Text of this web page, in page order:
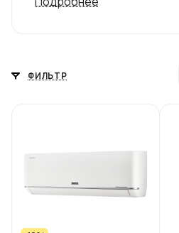
климатического и
ФИЛЬТР